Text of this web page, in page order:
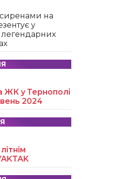
на
у
легендарних
ЖК у Тернополі
2024